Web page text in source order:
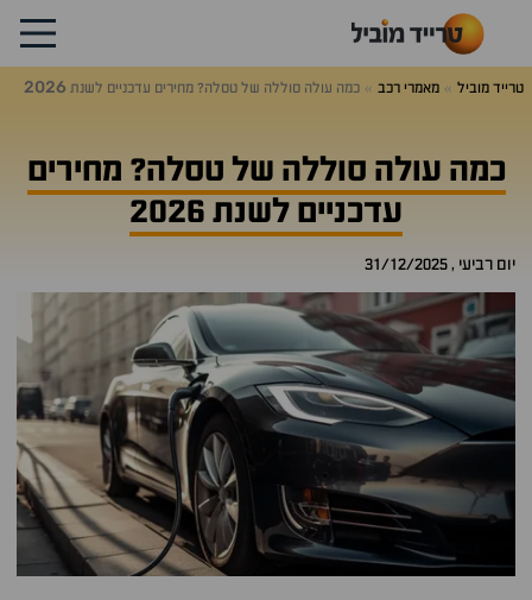
טרייד מוביל מאמרי רכב כמה עולה סוללה של טסלה? מחירים עדכניים לשנת 2026
כמה עולה סוללה של טסלה? מחירים
עדכניים לשנת 2026
יום רביעי , 31/12/2025